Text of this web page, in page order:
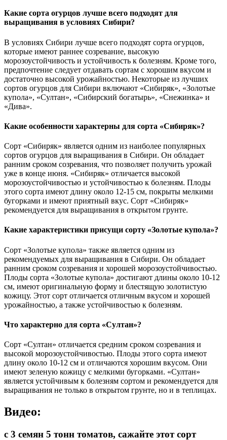
Какие сорта огурцов лучше всего подходят для
выращивания в условиях Сибири?
В условиях Сибири лучше всего подходят сорта огурцов,
которые имеют раннее созревание, высокую
морозоустойчивость и устойчивость к болезням. Кроме того,
предпочтение следует отдавать сортам с хорошим вкусом и
достаточно высокой урожайностью. Некоторые из лучших
сортов огурцов для Сибири включают «Сибиряк», «Золотые
купола», «Султан», «Сибирский богатырь», «Снежинка» и
«Дива».
Какие особенности характерны для сорта «Сибиряк»?
Сорт «Сибиряк» является одним из наиболее популярных
сортов огурцов для выращивания в Сибири. Он обладает
ранним сроком созревания, что позволяет получить урожай
уже в конце июня. «Сибиряк» отличается высокой
морозоустойчивостью и устойчивостью к болезням. Плоды
этого сорта имеют длину около 12-15 см, покрыты мелкими
бугорками и имеют приятный вкус. Сорт «Сибиряк»
рекомендуется для выращивания в открытом грунте.
Какие характеристики присущи сорту «Золотые купола»?
Сорт «Золотые купола» также является одним из
рекомендуемых для выращивания в Сибири. Он обладает
ранним сроком созревания и хорошей морозоустойчивостью.
Плоды сорта «Золотые купола» достигают длины около 10-12
см, имеют оригинальную форму и блестящую золотистую
кожицу. Этот сорт отличается отличным вкусом и хорошей
урожайностью, а также устойчивостью к болезням.
Что характерно для сорта «Султан»?
Сорт «Султан» отличается средним сроком созревания и
высокой морозоустойчивостью. Плоды этого сорта имеют
длину около 10-12 см и отличаются хорошим вкусом. Они
имеют зеленую кожицу с мелкими бугорками. «Султан»
является устойчивым к болезням сортом и рекомендуется для
выращивания не только в открытом грунте, но и в теплицах.
Видео:
с 3 семян 5 тонн томатов, сажайте этот сорт